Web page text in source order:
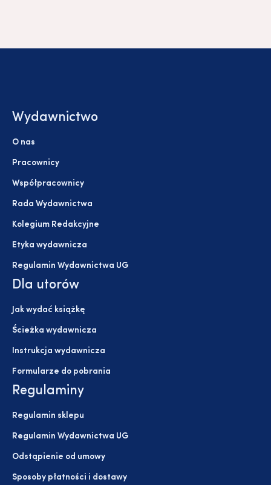
Wydawnictwo
O nas
Pracownicy
Współpracownicy
Rada Wydawnictwa
Kolegium Redakcyjne
Etyka wydawnicza
Regulamin Wydawnictwa UG
Dla utorów
Jak wydać książkę
Ścieżka wydawnicza
Instrukcja wydawnicza
Formularze do pobrania
Regulaminy
Regulamin sklepu
Regulamin Wydawnictwa UG
Odstąpienie od umowy
Sposoby płatności i dostawy